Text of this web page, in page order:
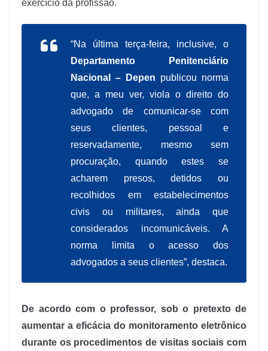
exercício da profissão.
“Na última terça-feira, inclusive, o
Departamento Penitenciário
Nacional – Depen publicou norma
que, a meu ver, viola o direito do
advogado de comunicar-se com
seus clientes, pessoal e
reservadamente, mesmo sem
procuração, quando estes se
acharem presos, detidos ou
recolhidos em estabelecimentos
civis ou militares, ainda que
considerados incomunicáveis. A
norma limita o acesso dos
advogados a seus clientes”, destaca.
De acordo com o professor, sob o pretexto de
aumentar a eficácia do monitoramento eletrônico
durante os procedimentos de visitas sociais com